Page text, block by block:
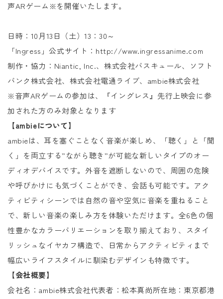
声ARゲーム※を開催いたします。
日時：10月13日（土）13：30～
「Ingress」公式サイト： http://www.ingressanime.com
制作・協力：Niantic, Inc.、株式会社バスキュール、ソフト
バンク株式会社、株式会社電通ライブ、ambie株式会社
※音声ARゲームの参加は、『イングレス』先行上映会に参
加された方のみ対象となります
【ambieについて】
ambieは、耳を塞ぐことなく音楽が楽しめ、「聴く」と「聞
く」を両立する”ながら聴き”が可能な新しいタイプのオー
ディオデバイスです。外音を遮断しないので、周囲の危険
や呼びかけにも気づくことができ、会話も可能です。アク
ティビティシーンでは自然の音や空気に音楽を重ねること
で、新しい音楽の楽しみ方を体験いただけます。全6色の個
性豊かなカラーバリエーションを取り揃えており、スタイ
リッシュなイヤカフ構造で、日常からアクティビティまで
幅広いライフスタイルに馴染むデザインも特徴です。
【会社概要】
会社名：ambie株式会社代表者：松本真尚所在地：東京都港